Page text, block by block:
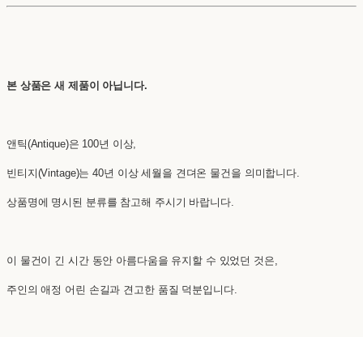
본 상품은 새 제품이 아닙니다.
앤틱(Antique)은 100년 이상,
빈티지(Vintage)는 40년 이상 세월을 견뎌온 물건을 의미합니다.
상품명에 명시된 분류를 참고해 주시기 바랍니다.
이 물건이 긴 시간 동안 아름다움을 유지할 수 있었던 것은,
주인의 애정 어린 손길과 견고한 품질 덕분입니다.